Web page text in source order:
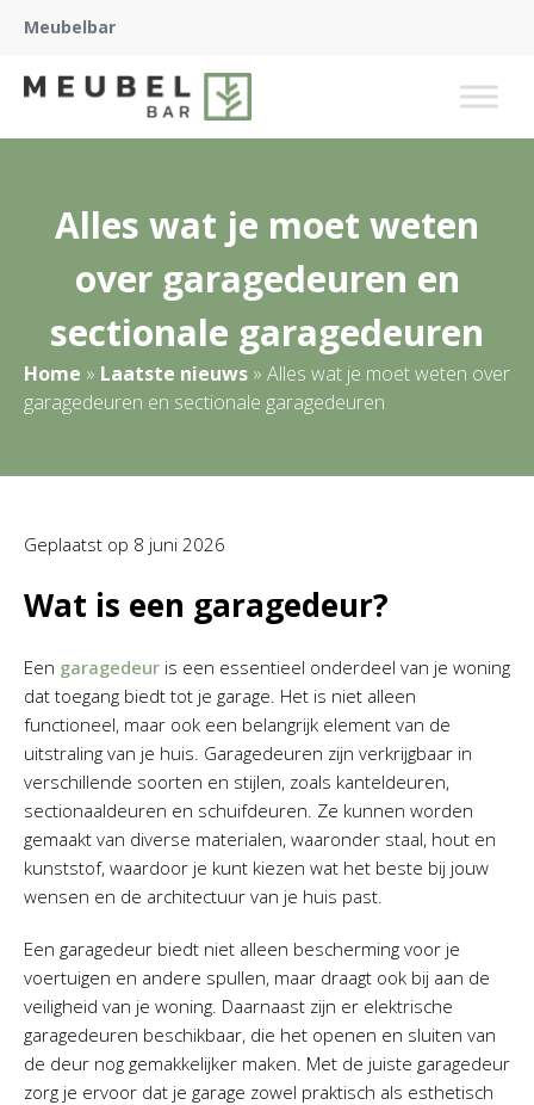
Meubelbar
Alles wat je moet weten
over garagedeuren en
sectionale garagedeuren
Home » Laatste nieuws » Alles wat je moet weten over
garagedeuren en sectionale garagedeuren
Geplaatst op 8 juni 2026
Wat is een garagedeur?
Een garagedeur is een essentieel onderdeel van je woning
dat toegang biedt tot je garage. Het is niet alleen
functioneel, maar ook een belangrijk element van de
uitstraling van je huis. Garagedeuren zijn verkrijgbaar in
verschillende soorten en stijlen, zoals kanteldeuren,
sectionaaldeuren en schuifdeuren. Ze kunnen worden
gemaakt van diverse materialen, waaronder staal, hout en
kunststof, waardoor je kunt kiezen wat het beste bij jouw
wensen en de architectuur van je huis past.
Een garagedeur biedt niet alleen bescherming voor je
voertuigen en andere spullen, maar draagt ook bij aan de
veiligheid van je woning. Daarnaast zijn er elektrische
garagedeuren beschikbaar, die het openen en sluiten van
de deur nog gemakkelijker maken. Met de juiste garagedeur
zorg je ervoor dat je garage zowel praktisch als esthetisch